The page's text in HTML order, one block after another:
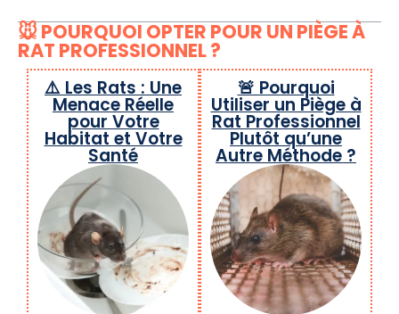
🐭 POURQUOI OPTER POUR UN PIÈGE À
RAT PROFESSIONNEL ?
⚠️ Les Rats : Une
Menace Réelle
pour Votre
Habitat et Votre
Santé
🚨 Pourquoi
Utiliser un Piège à
Rat Professionnel
Plutôt qu’une
Autre Méthode ?